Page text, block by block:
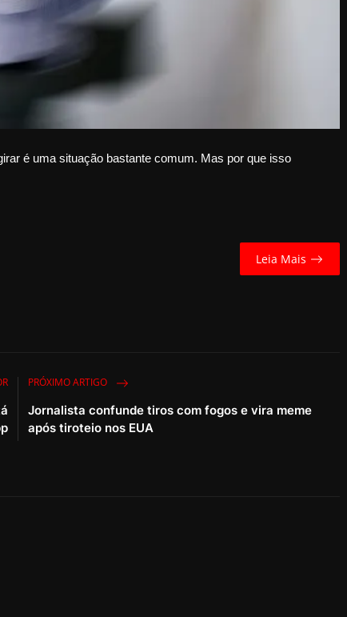
é uma situação bastante comum. Mas por que isso
Leia Mais
PRÓXIMO ARTIGO
Jornalista confunde tiros com fogos e vira meme
após tiroteio nos EUA